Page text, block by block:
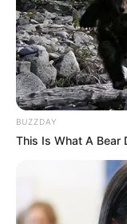
BUZZDAY
This Is What A Bear